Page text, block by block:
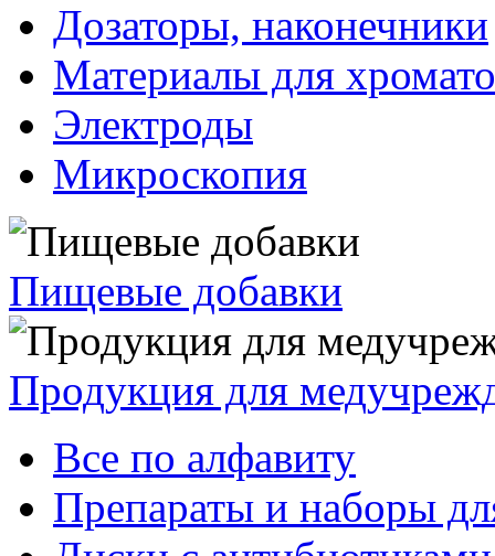
Дозаторы, наконечники
Материалы для
Электроды
Микроскопия
Пищевые добавки
Продукция для
Все по алфавиту
Препараты и наборы